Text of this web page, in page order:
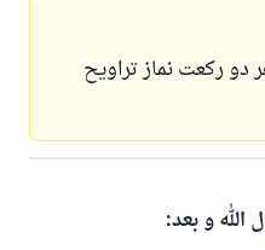
دو رکعت نماز تراویح
الله و بعد: